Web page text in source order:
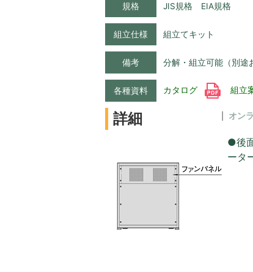
規格 JIS規格 EIA規格
組立仕様 組立てキット
備考 分解・組立可能（別途
各種資料 カタログ 組立
詳細 オン
●後
ータ